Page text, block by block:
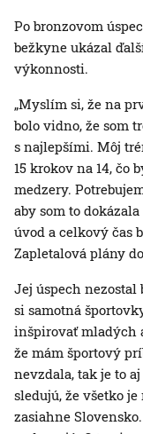
Po bronzovom
bežkyne ukázal
výkonnosti.
„Myslím si, že na
bolo vidno, že som
s najlepšími. Môj
15 krokov na 14, čo
medzery.
aby som to
úvod a celkový čas
Zapletalová plány
Jej úspech
si samotná
inšpirovať mladých
že mám športový
nevzdala, tak je to
sledujú, že všetko
zasiahne